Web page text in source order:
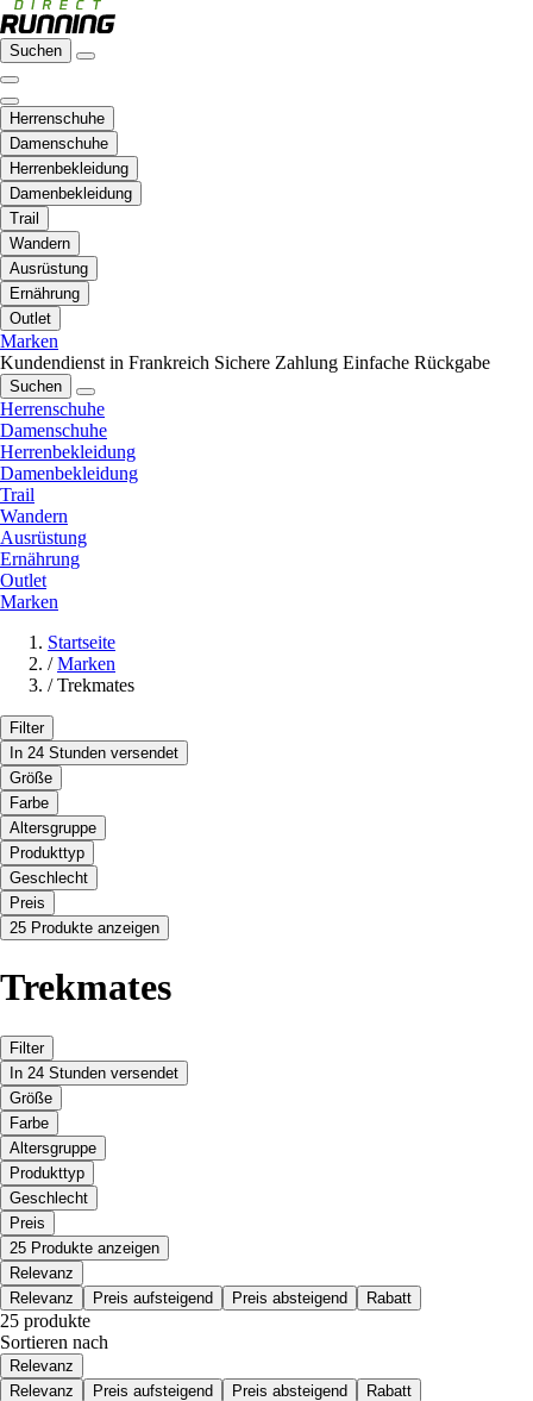
Suchen
Herrenschuhe
Damenschuhe
Herrenbekleidung
Damenbekleidung
Trail
Wandern
Ausrüstung
Ernährung
Outlet
Marken
Kundendienst in Frankreich Sichere Zahlung Einfache Rückgabe
Suchen
Herrenschuhe
Damenschuhe
Herrenbekleidung
Damenbekleidung
Trail
Wandern
Ausrüstung
Ernährung
Outlet
Marken
Startseite
/ Marken
/ Trekmates
Filter
In 24 Stunden versendet
Größe
Farbe
Altersgruppe
Produkttyp
Geschlecht
Preis
25 Produkte anzeigen
Trekmates
Filter
In 24 Stunden versendet
Größe
Farbe
Altersgruppe
Produkttyp
Geschlecht
Preis
25 Produkte anzeigen
Relevanz
Relevanz
Preis aufsteigend Preis absteigend Rabatt
25 produkte
Sortieren nach
Relevanz
Relevanz
Preis aufsteigend Preis absteigend Rabatt